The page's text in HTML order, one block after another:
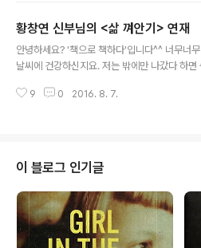
무엇을 하려면 바로 지금 해야 합니다. 영어로 ‘지
esent’입니다. 현재라는 뜻인데, ‘선물’이라는
다. 우리에게 주어진 ‘지금’이라는 시간 그 자체
행복할 수 없습니다. 오늘을 기쁘게 살 줄 모르는
황창연 신부님의 <삶 껴안기> 연재
안녕하세요? '책으로 책하다'입니다^^ 너무너
날씨에 건강하신지요. 저는 밖에만 나갔다 하면
요. 와중에 신간 한 권을 연재하게 되었어요. 홍
강론하면서 널리 알려지기 시작했다고 해요. 그
쉬운 단어와 친근한 이야기, 재치 넘치는 비유를
서 명쾌하고 깊이 있는 메시지를 심어주는 것으
답니다^^ 고맙게도 홍익출판사에서 제의가 들
일(화)부터 매주 4회(화, 목, 토, 일) 한 달간 연
에요. 나머지 3일..
9 0 2016. 8. 7.
이 블로그 인기글